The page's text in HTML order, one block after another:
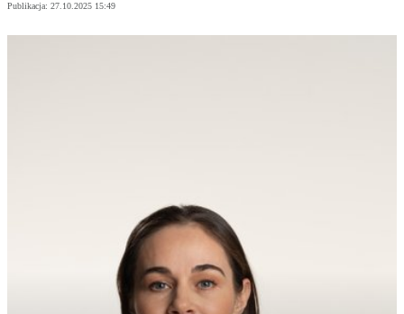
Publikacja: 27.10.2025 15:49